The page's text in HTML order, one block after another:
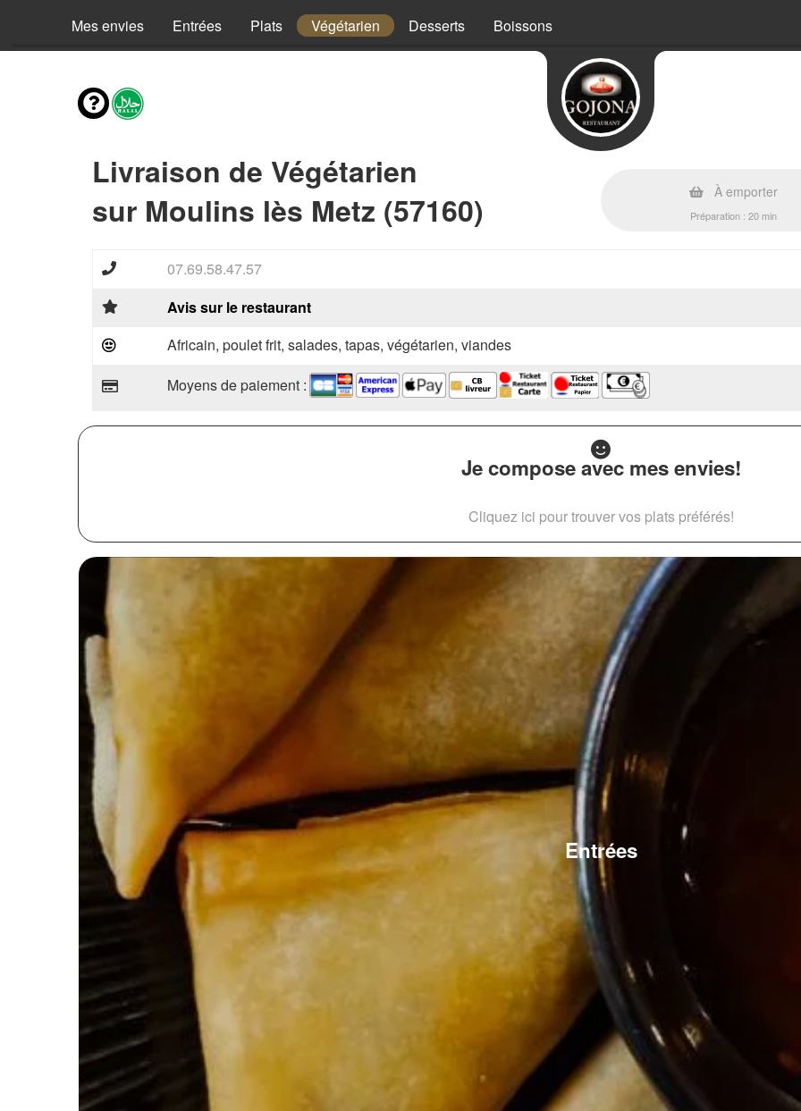
Mes envies Entrées Plats Végétarien Desserts Boissons
Livraison de Végétarien
sur Moulins lès Metz (57160)
À emporter
Préparation : 20 min
07.69.58.47.57
Avis sur le restaurant
Africain, poulet frit, salades, tapas, végétarien, viandes
Moyens de paiement :
Je compose avec mes envies!
Cliquez ici pour trouver vos plats préférés!
Entrées